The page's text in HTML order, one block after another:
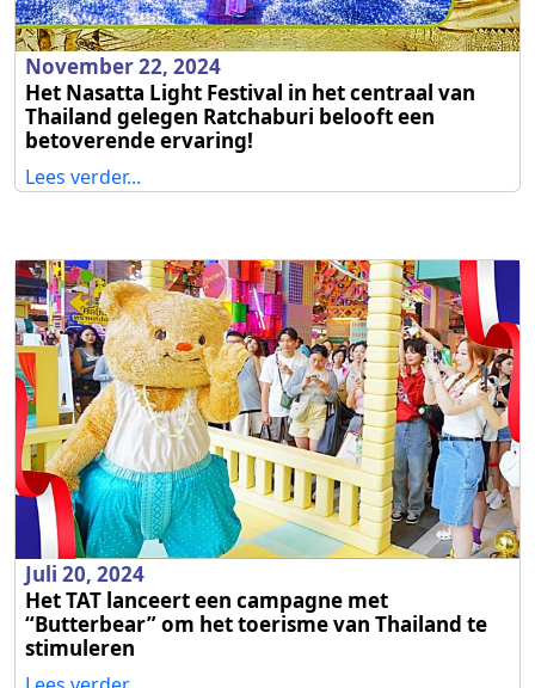
November 22, 2024
Het Nasatta Light Festival in het centraal van
Thailand gelegen Ratchaburi belooft een
betoverende ervaring!
Lees verder...
Juli 20, 2024
Het TAT lanceert een campagne met
“Butterbear” om het toerisme van Thailand te
stimuleren